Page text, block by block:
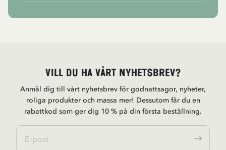
Vill du ha vårt nyhetsbrev?
Anmäl dig till vårt nyhetsbrev för godnattsagor, nyheter,
roliga produkter och massa mer! Dessutom får du en
rabattkod som ger dig 10 % på din första beställning.